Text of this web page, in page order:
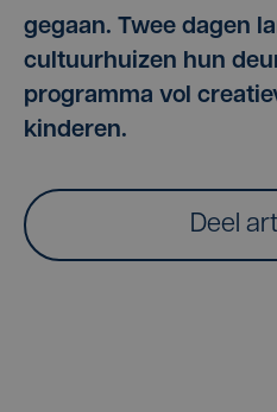
gegaan. Twee dagen
cultuurhuizen hun
programma vol
kinderen.
Deel